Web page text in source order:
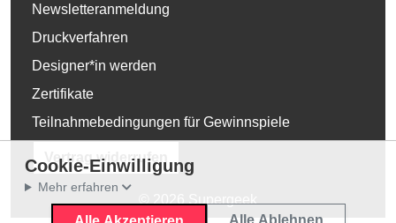
Newsletteranmeldung
Druckverfahren
Designer*in werden
Zertifikate
Teilnahmebedingungen für Gewinnspiele
Vertrag widerrufen
Cookie-Einwilligung
Mehr erfahren
Alle Ablehnen